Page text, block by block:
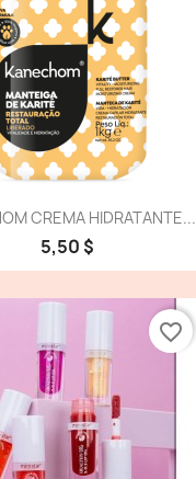
CREMA HIDRATANTE...
5,50 $
favorite_border